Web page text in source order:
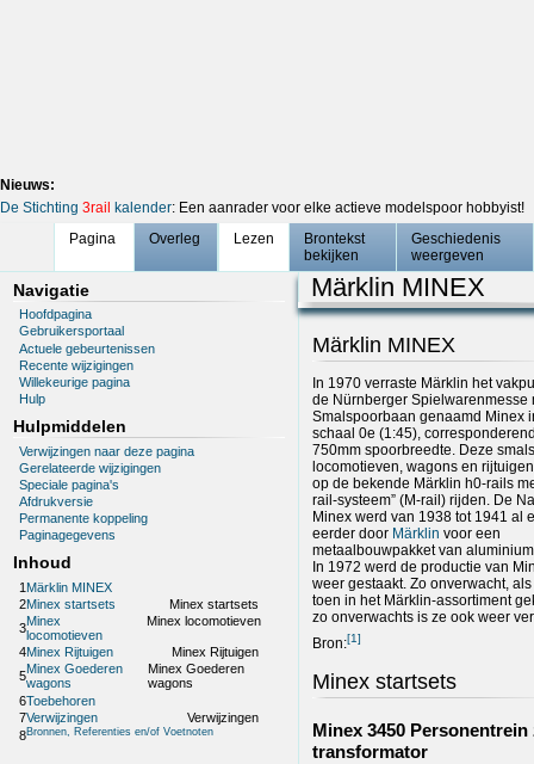
Nieuws:
De Stichting 3rail kalender: Een aanrader voor elke actieve modelspoor hobbyist!
Pagina
Overleg Lezen
Brontekst
bekijken
Geschiedenis
weergeven
Navigatie
Hoofdpagina
Gebruikersportaal
Actuele gebeurtenissen
Recente wijzigingen
Willekeurige pagina
Hulp
Hulpmiddelen
Verwijzingen naar deze pagina
Gerelateerde wijzigingen
Speciale pagina's
Afdrukversie
Permanente koppeling
Paginagegevens
Inhoud
1 Märklin MINEX
2Minex startsets
Minex startsets
3Minex
locomotieven
Minex locomotieven
4Minex Rijtuigen
Minex Rijtuigen
5Minex Goederen
wagons
Minex Goederen
wagons
6Toebehoren
7Verwijzingen
Verwijzingen
8Bronnen, Referenties en/of Voetnoten
Märklin MINEX
Märklin MINEX
In 1970 verraste Märklin het
de Nürnberger Spielwarenmesse
Smalspoorbaan genaamd Minex
schaal 0e (1:45),
750mm spoorbreedte. Deze
locomotieven, wagons en
op de bekende Märklin h0-rails
rail-systeem” (M-rail) rijden. De
Minex werd van 1938 tot 1941 al
eerder door Märklin voor een
metaalbouwpakket van
In 1972 werd de productie van
weer gestaakt. Zo onverwacht,
toen in het Märklin-assortiment
zo onverwachts is ze ook weer
Bron:[1]
Minex startsets
Minex 3450
transformator